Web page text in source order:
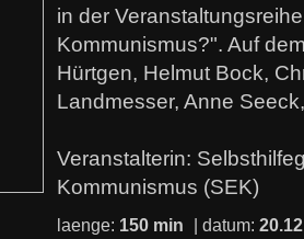
in der
Kommunismus?". Auf
Hürtgen, Helmut Bock,
Landmesser, Anne
Veranstalterin:
Kommunismus (SEK)
laenge: 150 min | datum: